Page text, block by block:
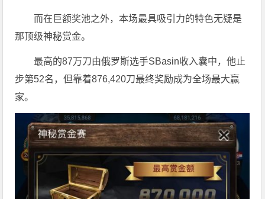
而在巨额奖池之外，本场最具吸引力的特色无疑是
那顶级神秘赏金。
最高的87万刀由俄罗斯选手SBasin收入囊中，他止
步第52名，但靠着876,420刀最终奖励成为全场最大赢
家。